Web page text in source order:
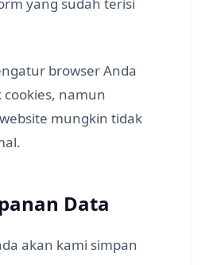
yang sudah terisi
browser Anda
namun
mungkin tidak
Data
akan kami simpan